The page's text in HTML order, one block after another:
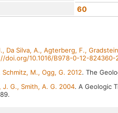
60
Da Silva, A., Agterberg, F.,
doi.org/10.1016/B978-0-12-824360-
M., Ogg, G. 2012. The
G., Smith, A. G. 2004. A Geologic